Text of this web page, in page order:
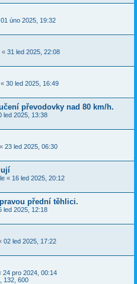
01 úno 2025, 19:32
« 31 led 2025, 22:08
« 30 led 2025, 16:49
převodovky nad 80 km/h.
led 2025, 13:38
« 23 led 2025, 06:30
« 16 led 2025, 20:12
přední těhlici.
led 2025, 12:18
02 led 2025, 17:22
24 pro 2024, 00:14
132, 600